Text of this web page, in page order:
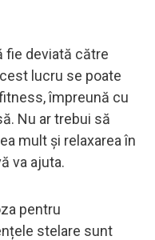
fie deviată către
lucru se poate
împreună cu
Nu ar trebui să
mult și relaxarea în
va ajuta.
pentru
stelare sunt